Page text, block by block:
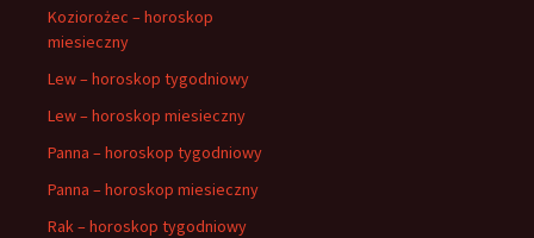
Koziorożec – horoskop
miesieczny
Lew – horoskop tygodniowy
Lew – horoskop miesieczny
Panna – horoskop tygodniowy
Panna – horoskop miesieczny
Rak – horoskop tygodniowy